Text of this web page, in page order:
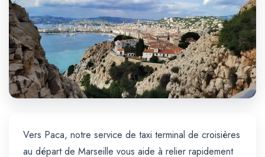
Vers Paca, notre service de taxi terminal de croisières
au départ de Marseille vous aide à relier rapidement